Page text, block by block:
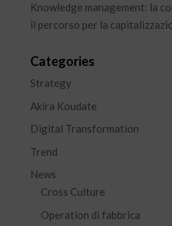
Knowledge management: la
il percorso per la
Categories
Strategy
Akira Koudate
Digital Transformation
Trend
News
Cross Culture
Operation di fabbrica